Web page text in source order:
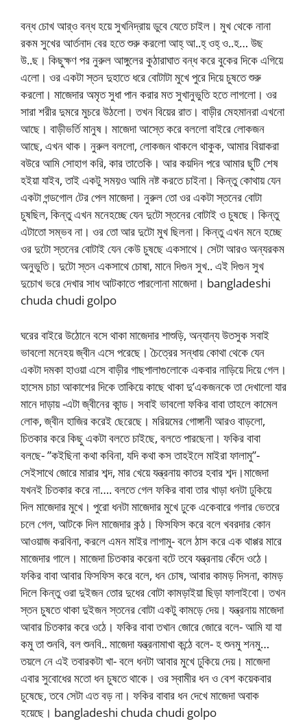
বন্ধ চোখ আর্‌ও বন্ধ হয়ে সুখনিদ্রায় ডুবে যেতে চাইল। মুখ থেকে নানা
রকম সুখের আর্তনাদ বের হতে শুরু করলো আহ্ আ..হ্‌ ওহ্ ও..হ… উছ
উ..ছ। কিছুক্ষণ পর নুরুল আঙ্গুলের কুঠারাঘাত বন্ধ করে বুকের দিকে এগিয়ে
এলো। ওর একটা স্তন দুহাতে ধরে বোটাটা মুখে পুরে দিয়ে চুষতে শুরু
করলো। মাজেদার অমৃত সুধা পান করার মত সুখানুভুতি হতে লাগলো। ওর
সারা শরীর দুমরে মুচরে উঠলো। তখন বিয়ের রাত। বাড়ীর মেহমানরা এখনো
আছে। বাড়ীভর্তি মানুষ। মাজেদা আস্তে করে বললো বাইরে লোকজন
আছে, এখন থাক। নুরুল বললো, লোকজন থাকলে থাকুক, আমার বিয়াকরা
বউরে আমি সোহাগ করি, কার তাতেকি। আর কয়দিন পরে আমার ছুটি শেষ
হইয়া যাইব, তাই একটু সময়ও আমি নষ্ট করতে চাইনা। কিন্তু কোথায় যেন
একটা গন্ডগোল টের পেল মাজেদা। নুরুল তো ওর একটা স্তনের বোটা
চুষছিল, কিন্তু এখন মনেহচ্ছে যেন দুটো স্তনের বোটাই ও চুষছে। কিন্তু
এটাতো সম্ভব না। ওর তো আর দুটো মুখ ছিলনা। কিন্তু এখন মনে হচ্ছে
ওর দুটো স্তনের বোটাই যেন কেউ চুষছে একসাথে। সেটা আরও অন্যরকম
অনুভুতি। দুটো স্তন একসাথে চোষা, মানে দিগুন সুখ.. এই দিগুন সুখ
দুচোখ ভরে দেখার সাধ আটকাতে পারলোনা মাজেদা। bangladeshi
chuda chudi golpo
ঘরের বাইরে উঠোনে বসে থাকা মাজেদার শাশুড়ি, অন্যান্য উতসুক সবাই
ভাবলো মনেহয় জ্বীন এসে পরেছে। চৈত্রের সন্ধায় কোথা থেকে যেন
একটা দমকা হাওয়া এসে বাড়ীর গাছপালাগুলোকে একবার নাড়িয়ে দিয়ে গেল।
হাসেম চাচা আকাশের দিকে তাকিয়ে কাছে থাকা দু’একজনকে তা দেখালো যার
মানে দাড়ায় -এটা জ্বীনের কান্ড। সবাই ভাবলো ফকির বাবা তাহলে কামেল
লোক, জ্বীন হাজির করেই ছেরেছে। মরিয়মের গোঙ্গানী আরও বাড়লো,
চিতকার করে কিছু একটা বলতে চাইছে, বলতে পারছেনা। ফকির বাবা
বলছে- ‌‌’’কইছিনা কথা কবিনা, যদি কথা কস তাহইলে মাইরা ফালামু’’-
সেইসাথে জোরে মারার শব্দ, মার খেয়ে যন্ত্রনায় কাতর হবার শব্দ।মাজেদা
যখনই চিতকার করে না…. বলতে গেল ফকির বাবা তার খাড়া ধনটা ঢুকিয়ে
দিল মাজেদার মুখে। পুরো ধনটা মাজেদার মুখে ঢুকে একেবারে গলার ভেতরে
চলে গেল, আটকে দিল মাজেদার কন্ঠ। ফিসফিস করে বলে খবরদার কোন
আওয়াজ করবিনা, করলে এমন মাইর লাগামু- বলে ঠাস করে এক থাপ্পর মারে
মাজেদার গালে। মাজেদা চিতকার করেনা বটে তবে যন্ত্রনায় কেঁদে ওঠে।
ফকির বাবা আবার ফিসফিস করে বলে, ধন চোষ, আবার কামড় দিসনা, কামড়
দিলে কিন্তু ওরা দুইজন তোর দুধের বোটা কামড়াইয়া ছিড়া ফালাইবো। তখন
স্তন চুষতে থাকা দুইজন স্তনের বোটা একটু কামড়ে দেয়। যন্ত্রনায় মাজেদা
আবার চিতকার করে ওঠে। ফকির বাবা তখান জোরে জোরে বলে- আমি যা যা
কমু তা শুনবি, বল শুনবি.. মাজেদা যন্ত্রনামাখা কন্ঠে বলে- হ শুনমু শনমু…
তয়লে নে এই তবারকটা খা- বলে ধনটা আবার মুখে ঢুকিয়ে দেয়। মাজেদা
এবার সুবোধের মতো ধন চুষতে থাকে। ওর স্বামীর ধন ও বেশ কয়েকবার
চুষেছে, তবে সেটা এত বড় না। ফকির বাবার ধন দেখে মাজেদা অবাক
হয়েছে। bangladeshi chuda chudi golpo